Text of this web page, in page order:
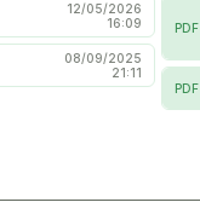
12/05/2026
16:09
08/09/2025
21:11
PDF
PDF